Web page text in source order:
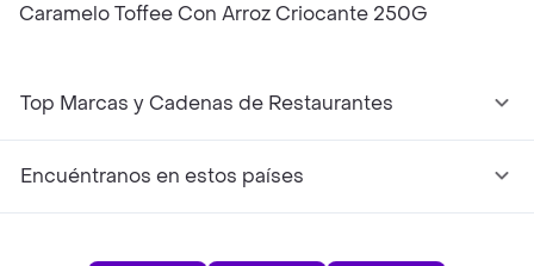
Caramelo Toffee Con Arroz Criocante 250G
Top Marcas y Cadenas de Restaurantes
Encuéntranos en estos países